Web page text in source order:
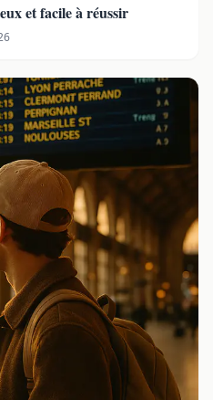
et facile à réussir